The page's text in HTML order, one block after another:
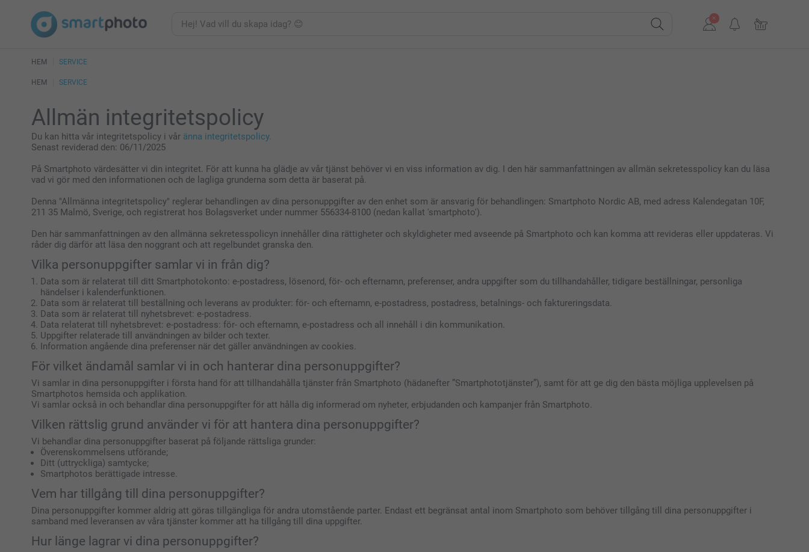
HEM SERVICE
HEM SERVICE
Allmän integritetspolicy
Du kan hitta vår integritetspolicy i vår änna integritetspolicy.
Senast reviderad den: 06/11/2025
På Smartphoto värdesätter vi din integritet. För att kunna ha glädje av vår tjänst behöver vi en viss information av dig. I den här sammanfattningen av allmän sekretesspolicy kan du läsa
vad vi gör med den informationen och de lagliga grunderna som detta är baserat på.
Denna "Allmänna integritetspolicy" reglerar behandlingen av dina personuppgifter av den enhet som är ansvarig för behandlingen: Smartphoto Nordic AB, med adress Kalendegatan 10F,
211 35 Malmö, Sverige, och registrerat hos Bolagsverket under nummer 556334-8100 (nedan kallat 'smartphoto').
Den här sammanfattningen av den allmänna sekretesspolicyn innehåller dina rättigheter och skyldigheter med avseende på Smartphoto och kan komma att revideras eller uppdateras. Vi
råder dig därför att läsa den noggrant och att regelbundet granska den.
Vilka personuppgifter samlar vi in från dig?
Data som är relaterat till ditt Smartphotokonto: e-postadress, lösenord, för- och efternamn, preferenser, andra uppgifter som du tillhandahåller, tidigare beställningar, personliga
händelser i kalenderfunktionen.
Data som är relaterat till beställning och leverans av produkter: för- och efternamn, e-postadress, postadress, betalnings- och faktureringsdata.
Data som är relaterat till nyhetsbrevet: e-postadress.
Data relaterat till nyhetsbrevet: e-postadress: för- och efternamn, e-postadress och all innehåll i din kommunikation.
Uppgifter relaterade till användningen av bilder och texter.
Information angående dina preferenser när det gäller användningen av cookies.
För vilket ändamål samlar vi in och hanterar dina personuppgifter?
Vi samlar in dina personuppgifter i första hand för att tillhandahålla tjänster från Smartphoto (hädanefter ”Smartphototjänster”), samt för att ge dig den bästa möjliga upplevelsen på
Smartphotos hemsida och applikation.
Vi samlar också in och behandlar dina personuppgifter för att hålla dig informerad om nyheter, erbjudanden och kampanjer från Smartphoto.
Vilken rättslig grund använder vi för att hantera dina personuppgifter?
Vi behandlar dina personuppgifter baserat på följande rättsliga grunder:
Överenskommelsens utförande;
Ditt (uttryckliga) samtycke;
Smartphotos berättigade intresse.
Vem har tillgång till dina personuppgifter?
Dina personuppgifter kommer aldrig att göras tillgängliga för andra utomstående parter. Endast ett begränsat antal inom Smartphoto som behöver tillgång till dina personuppgifter i
samband med leveransen av våra tjänster kommer att ha tillgång till dina uppgifter.
Hur länge lagrar vi dina personuppgifter?